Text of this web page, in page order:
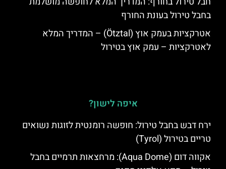
בחבל טירול בעונת החורף
אטרקציות בעמק אוץ (Ötztal) – המדריך המלא
לאטרקציות – עמק אוץ בטירול
איפה לישון?
ירח דבש בחבל טירול: חופשה רומנטית לזוגות נשואים
טריים בטירול (Tyrol)
אקווה דום (Aqua Dome): מרחצאות תרמיים בחבל